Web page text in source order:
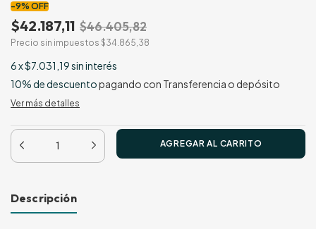
-9% OFF
$42.187,11 $46.405,82
Precio sin impuestos $34.865,38
6x$7.031,19sin interés
10% de descuentopagando con Transferencia o depósito
Ver más detalles
Descripción